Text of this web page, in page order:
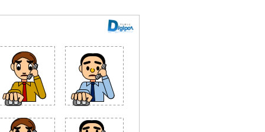
ンのイラスト